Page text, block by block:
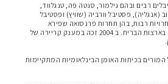
רבים ובהם גילמור, סנטה פה, טנגלווד,
(אנגליה), פסטיבל וורביה (שוויץ) ופסטיבל
רבות, בהן תחרות פרנסואה שפירא
בישראל, ותחרות נינה וידמן בארצות הברית. ב 2004 זכה במענק קריירה של
סגל המורים בכיתות האומן הבינלאומיות המתקיימות